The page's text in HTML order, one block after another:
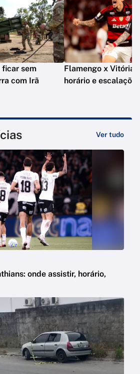
ficar sem
com Irã
Flamengo x Vitória:
horário e escalações
Ver tudo
onde assistir, horário,